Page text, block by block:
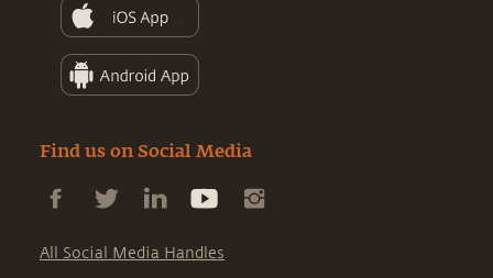
Find us on Social Media
All Social Media Handles